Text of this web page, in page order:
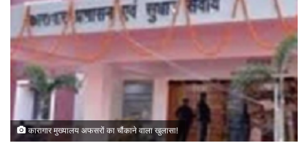
कारागार मुख्यालय अफसरों का चौंकाने वाला खुलासा!